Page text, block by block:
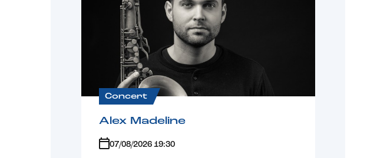
Concert
Alex Madeline
07/08/2026 19:30